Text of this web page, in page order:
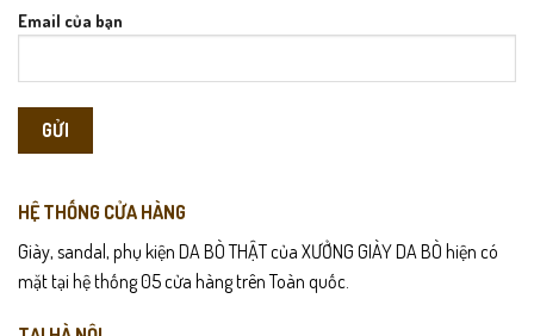
Email của bạn
HỆ THỐNG CỬA HÀNG
Giày, sandal, phụ kiện DA BÒ THẬT của XƯỞNG GIÀY DA BÒ hiện có
mặt tại hệ thống 05 cửa hàng trên Toàn quốc.